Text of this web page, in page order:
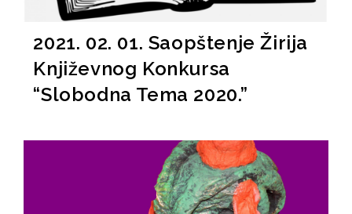
2021. 02. 01. Saopštenje Žirija
Književnog Konkursa
“Slobodna Tema 2020.”